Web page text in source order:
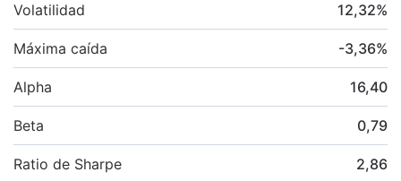
Volatilidad 12,32%
Máxima caída -3,36%
Alpha 16,40
Beta 0,79
Ratio de Sharpe 2,86